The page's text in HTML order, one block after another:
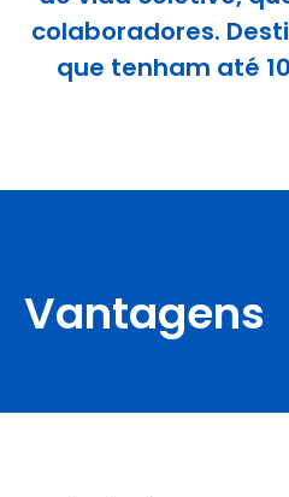
colaboradores.
que tenham até
Vantagens